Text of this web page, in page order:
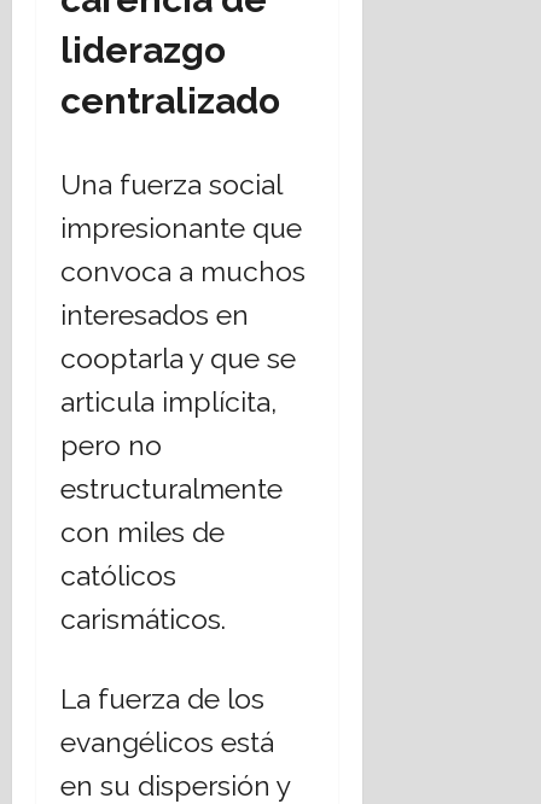
liderazgo
centralizado
Una fuerza social
impresionante que
convoca a muchos
interesados en
cooptarla y que se
articula implícita,
pero no
estructuralmente
con miles de
católicos
carismáticos.
La fuerza de los
evangélicos está
en su dispersión y